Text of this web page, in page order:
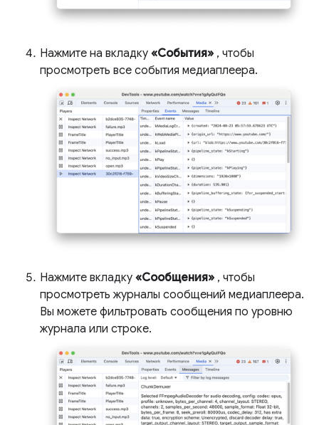
Нажмите на вкладку «События» , чтобы
просмотреть все события медиаплеера.
Нажмите вкладку «Сообщения» , чтобы
просмотреть журналы сообщений медиаплеера.
Вы можете фильтровать сообщения по уровню
журнала или строке.